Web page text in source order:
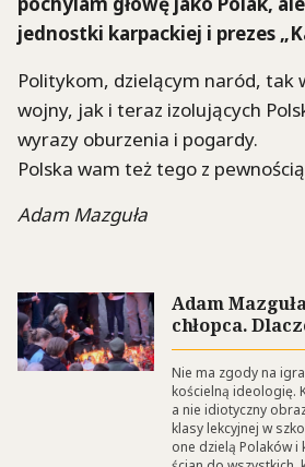
jednostki karpackiej i prezes
Politykom, dzielącym naród, tak
wojny, jak i teraz izolujących
wyrazy oburzenia i pogardy.
Polska wam też tego z
Adam Mazguła
Adam
chłopca.
Nie ma zgody na
kościelną ideologię.
a nie idiotyczny
klasy lekcyjnej w
one dzielą Polaków i